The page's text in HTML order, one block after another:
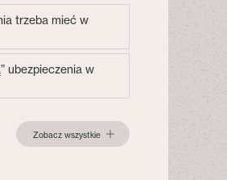
trzeba mieć w
ubezpieczenia w
Zobacz wszystkie